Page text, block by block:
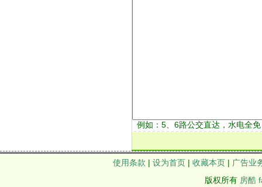
例如：5、6路公交直达，水电全
使用条款 | 设为首页 | 收藏本页 | 广告业
版权所有 房酷